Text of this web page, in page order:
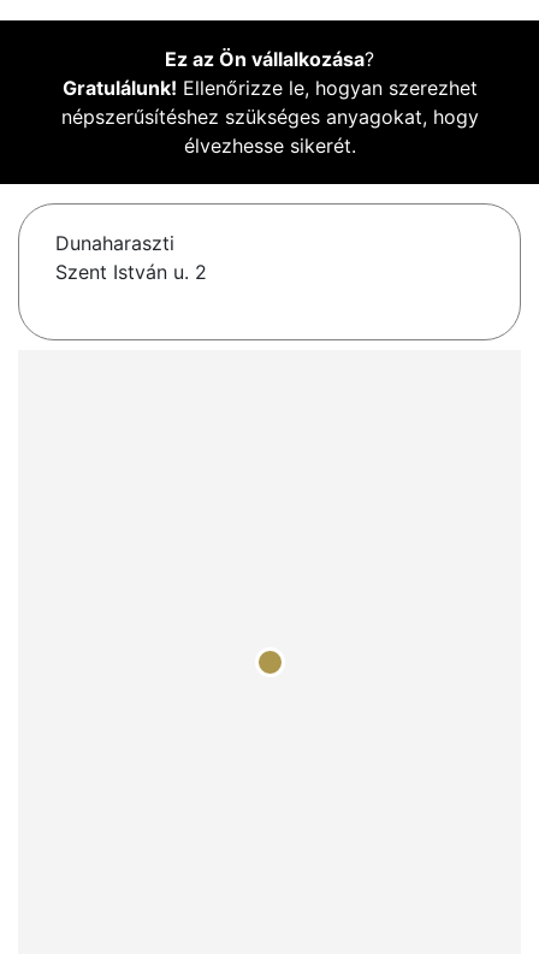
Ez az Ön vállalkozása?
Gratulálunk! Ellenőrizze le, hogyan szerezhet
népszerűsítéshez szükséges anyagokat, hogy
élvezhesse sikerét.
Dunaharaszti
Szent István u. 2